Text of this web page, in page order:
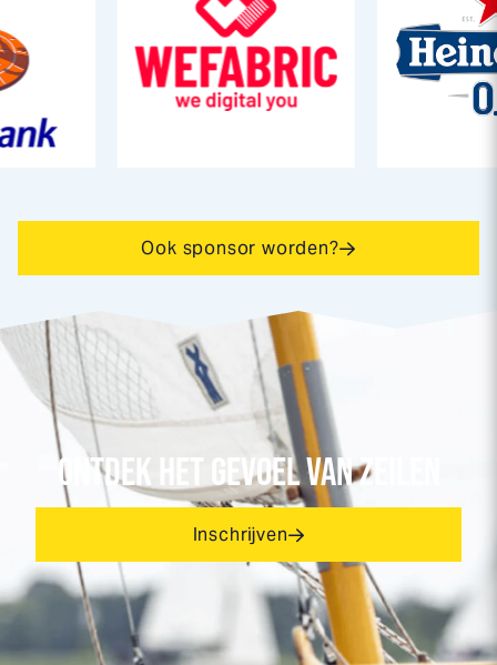
Ook sponsor worden?
ONTDEK HET GEVOEL VAN ZEILEN
Inschrijven